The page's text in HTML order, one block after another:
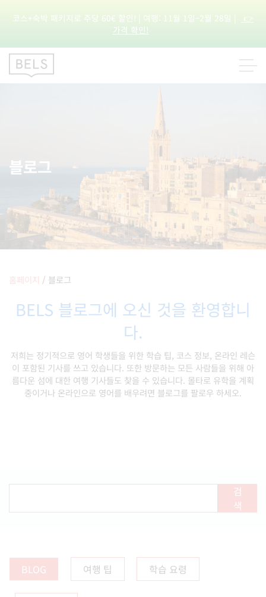
코스+숙박 패키지로 주당 60€ 할인! | 여행: 11월 1일–2월 28일 |
👉
가격 확인!
블로그
홈페이지 / 블로그
BELS 블로그에 오신 것을 환영합니
다.
저희는 정기적으로 영어 학생들을 위한 학습 팁, 코스 정보, 온라인 레슨
이 포함된 기사를 쓰고 있습니다. 또한 방문하는 모든 사람들을 위해 아
름다운 섬에 대한 여행 기사들도 찾을 수 있습니다. 몰타로 유학을 계획
중이거나 온라인으로 영어를 배우려면 블로그를 팔로우 하세오.
검
색
BLOG 여행 팁 학습 요령